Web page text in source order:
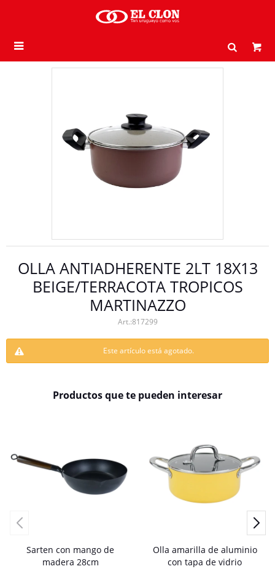

OLLA ANTIADHERENTE 2LT 18X13
BEIGE/TERRACOTA TROPICOS
MARTINAZZO
817299
Este artículo está agotado.
Productos que te pueden interesar
Sarten con mango de
madera 28cm
Olla amarilla de aluminio
con tapa de vidrio